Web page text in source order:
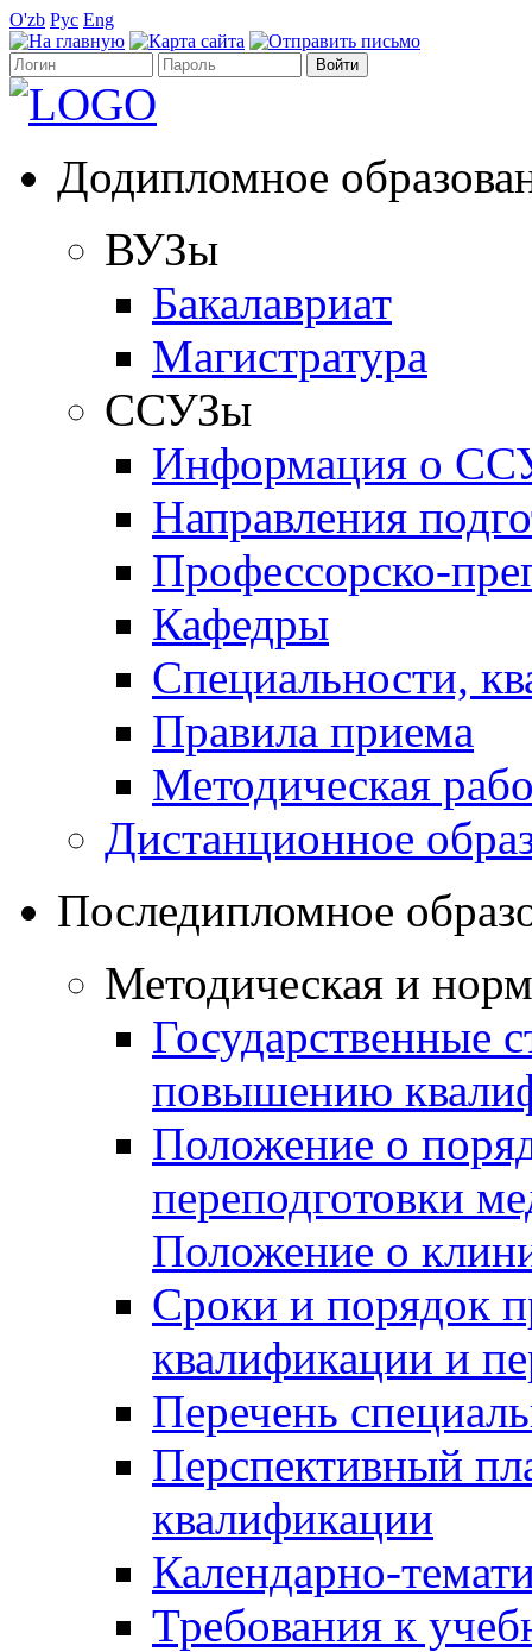
O'zb Рус Eng
Додипломное
ВУЗы
Бакалавриат
Магистратура
ССУЗы
Информация о
Направления
Профессорско-
Кафедры
Специальности,
Правила приема
Методическая
Дистанционное
Последипломное
Методическая и
Государственные
повышению
Положение о
переподготовки
Положение о
Сроки и порядок
квалификации и
Перечень
Перспективный
квалификации
Календарно-
Требования к